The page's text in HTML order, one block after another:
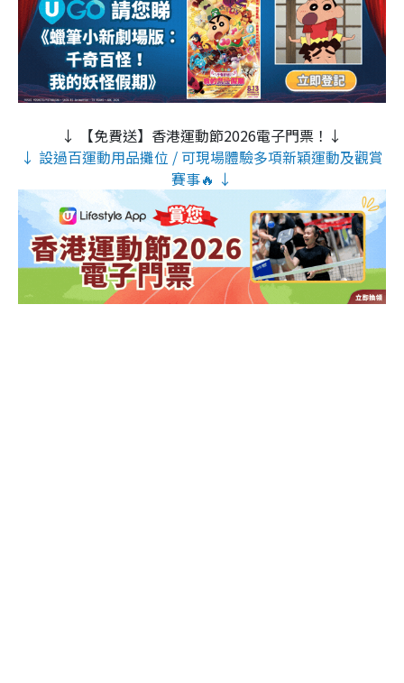
↓ 【免費送】香港運動節2026電子門票！↓
↓ 設過百運動用品攤位 / 可現場體驗多項新穎運動及觀賞
賽事🔥 ↓